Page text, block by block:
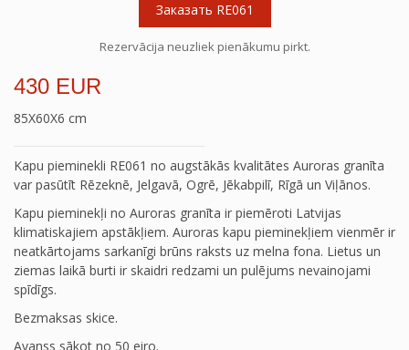
Заказать RE061
Rezervācija neuzliek pienākumu pirkt.
430 EUR
85X60X6 cm
Kapu pieminekli RE061 no augstākās kvalitātes Auroras granīta
var pasūtīt Rēzeknē, Jelgavā, Ogrē, Jēkabpilī, Rīgā un Viļānos.
Kapu pieminekļi no Auroras granīta ir piemēroti Latvijas
klimatiskajiem apstākļiem. Auroras kapu pieminekļiem vienmēr ir
neatkārtojams sarkanīgi brūns raksts uz melna fona. Lietus un
ziemas laikā burti ir skaidri redzami un pulējums nevainojami
spīdīgs.
Bezmaksas skice.
Avanss sākot no 50 eiro.